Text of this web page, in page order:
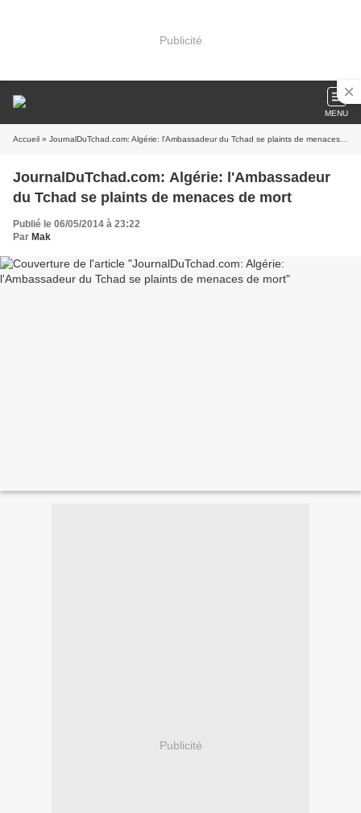
Publicité
MENU
Accueil » JournalDuTchad.com: Algérie: l'Ambassadeur du Tchad se plaints de menaces de mort
JournalDuTchad.com: Algérie: l'Ambassadeur
du Tchad se plaints de menaces de mort
Publié le 06/05/2014 à 23:22
Par Mak
Publicité